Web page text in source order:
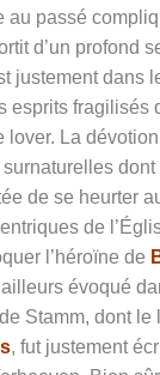
au passé
d’un profond
justement dans
esprits fragilisés
lover. La
de se heurter
de
l’héroïne de
évoqué
Stamm, dont le
, fut justement